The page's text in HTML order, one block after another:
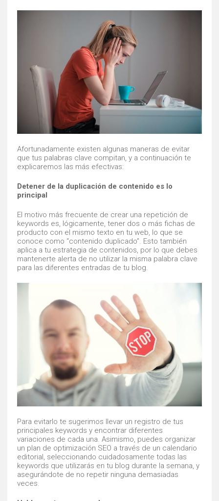
Afortunadamente existen algunas maneras de evitar
que tus palabras clave compitan, y a continuación te
explicaremos las más efectivas:
Detener de la duplicación de contenido es lo
principal
El motivo más frecuente de crear una repetición de
keywords es, lógicamente, tener dos o más fichas de
producto con el mismo texto en tu web, lo que se
conoce como “contenido duplicado”. Esto también
aplica a tu estrategia de contenidos, por lo que debes
mantenerte alerta de no utilizar la misma palabra clave
para las diferentes entradas de tu blog.
Para evitarlo te sugerimos llevar un registro de tus
principales keywords y encontrar diferentes
variaciones de cada una. Asimismo, puedes organizar
un plan de optimización SEO a través de un calendario
editorial, seleccionando cuidadosamente todas las
keywords que utilizarás en tu blog durante la semana, y
asegurándote de no repetir ninguna demasiadas
veces.